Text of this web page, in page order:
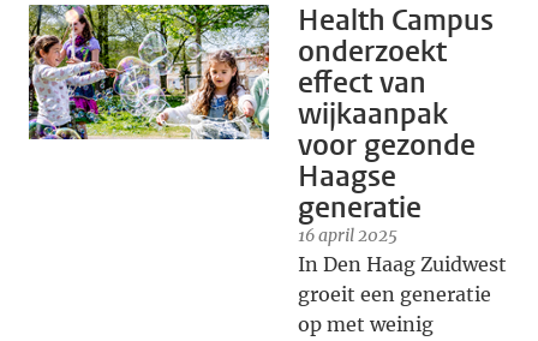
Health Campus
onderzoekt
effect van
wijkaanpak
voor gezonde
Haagse
generatie
16 april 2025
In Den Haag Zuidwest
groeit een generatie
op met weinig